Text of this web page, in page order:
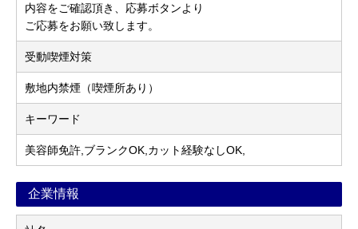
内容をご確認頂き、応募ボタンより
ご応募をお願い致します。
受動喫煙対策
敷地内禁煙（喫煙所あり）
キーワード
美容師免許,ブランクOK,カット経験なしOK,
企業情報